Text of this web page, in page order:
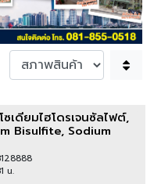
เดียมไฮโดรเจนซัลไฟต์,
Bisulfite, Sodium
สามารถสอบถาม
งสินค้าทดลอง และสั่ง
น.